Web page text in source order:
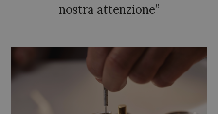
nostra attenzione”